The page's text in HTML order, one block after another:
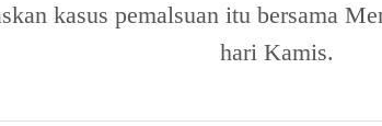
kasus pemalsuan itu bersama
hari Kamis.